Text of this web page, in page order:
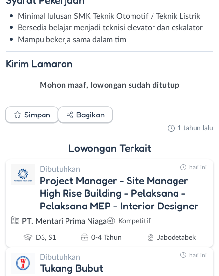
Minimal lulusan SMK Teknik Otomotif / Teknik Listrik
Bersedia belajar menjadi teknisi elevator dan eskalator
Mampu bekerja sama dalam tim
Kirim Lamaran
Mohon maaf, lowongan sudah ditutup
Simpan Bagikan
1 tahun lalu
Lowongan Terkait
Dibutuhkan
Project Manager - Site Manager
High Rise Building - Pelaksana -
Pelaksana MEP - Interior Designer
PT. Mentari Prima Niaga Kompetitif
D3, S1 0-4 Tahun Jabodetabek
hari ini
Dibutuhkan
Tukang Bubut
hari ini